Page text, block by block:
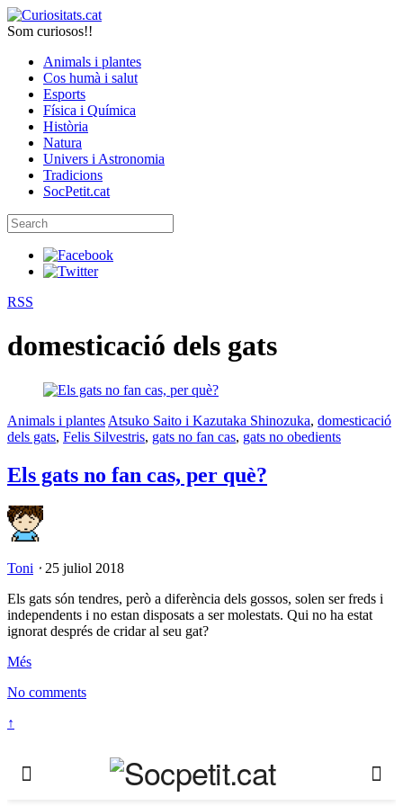
Som curiosos!!
Animals i plantes
Cos humà i salut
Esports
Física i Química
Història
Natura
Univers i Astronomia
Tradicions
SocPetit.cat
RSS
domesticació dels gats
Animals i plantes Atsuko Saito i Kazutaka Shinozuka, domesticació
dels gats, Felis Silvestris, gats no fan cas, gats no obedients
Els gats no fan cas, per què?
Toni ⋅ 25 juliol 2018
Els gats són tendres, però a diferència dels gossos, solen ser freds i
independents i no estan disposats a ser molestats. Qui no ha estat
ignorat després de cridar al seu gat?
Més
No comments
↑